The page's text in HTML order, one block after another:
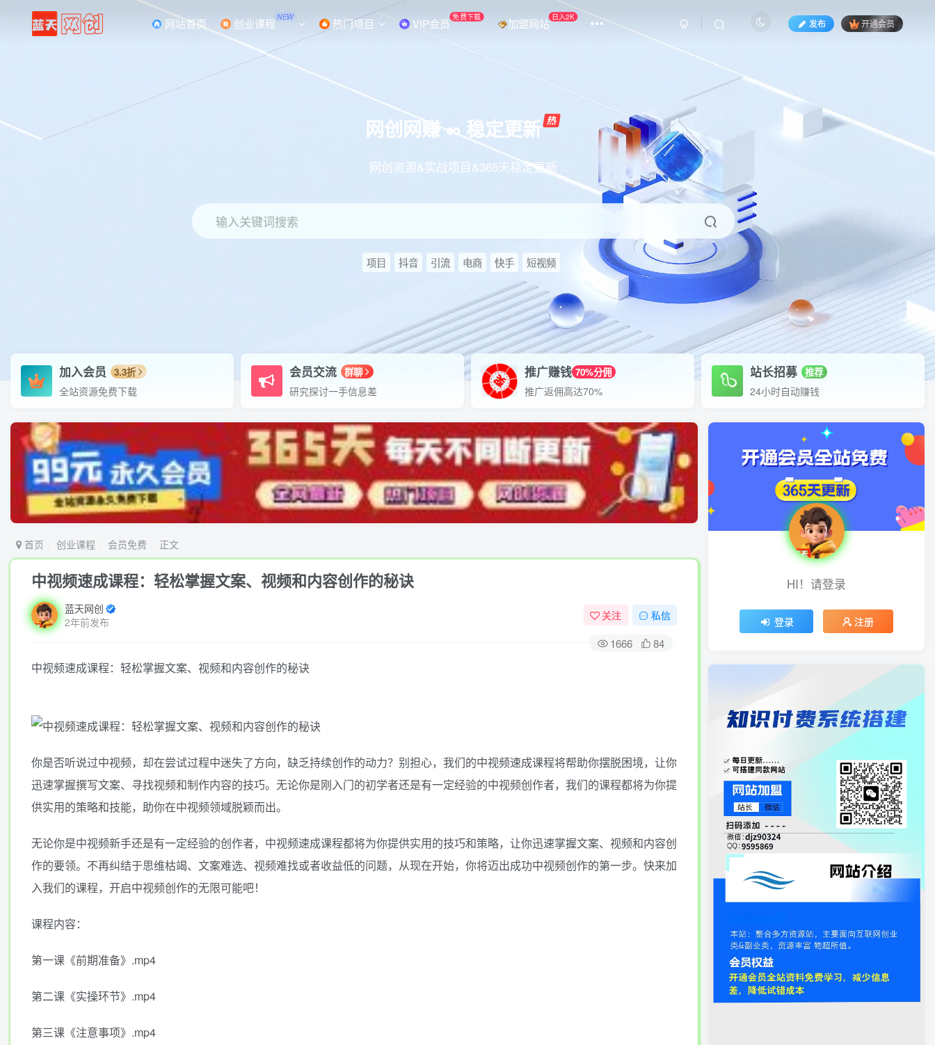
网站首页 创业课程 NEW 热门项目 VIP会员 免费下载 加盟网站 日入2K
发布 开通会员
网创网赚 ∞ 稳定更新
网创资源&实战项目&365天稳定更新
输入关键词搜索
项目 抖音 引流 电商 快手 短视频
加入会员 3.3折
全站资源免费下载
会员交流 群聊
研究探讨一手信息差
推广赚钱 70%分佣
推广返佣高达70%
站长招募 推荐
24小时自动赚钱
首页 创业课程 会员免费 正文
中视频速成课程：轻松掌握文案、视频和内容创作的秘诀
蓝天网创
2年前发布
关注 私信
1666 84
中视频速成课程：轻松掌握文案、视频和内容创作的秘诀
你是否听说过中视频，却在尝试过程中迷失了方向，缺乏持续创作的动力？别担心，我们的中视频速成课程将帮助你摆脱困境，让你
迅速掌握撰写文案、寻找视频和制作内容的技巧。无论你是刚入门的初学者还是有一定经验的中视频创作者，我们的课程都将为你提
供实用的策略和技能，助你在中视频领域脱颖而出。
无论你是中视频新手还是有一定经验的创作者，中视频速成课程都将为你提供实用的技巧和策略，让你迅速掌握文案、视频和内容创
作的要领。不再纠结于思维枯竭、文案难选、视频难找或者收益低的问题，从现在开始，你将迈出成功中视频创作的第一步。快来加
入我们的课程，开启中视频创作的无限可能吧！
课程内容：
第一课《前期准备》.mp4
第二课《实操环节》.mp4
第三课《注意事项》.mp4
HI！请登录
登录 注册